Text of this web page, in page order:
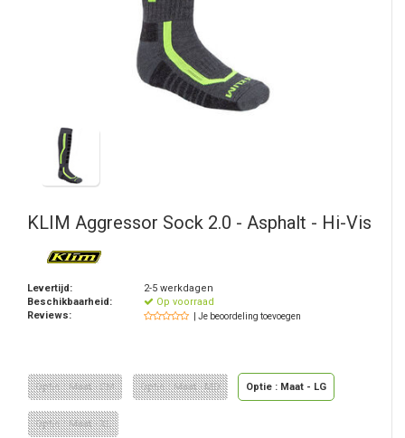
KLIM Aggressor Sock 2.0 - Asphalt - Hi-Vis
Levertijd:
2-5 werkdagen
Beschikbaarheid:
Op voorraad
Reviews:
| Je beoordeling toevoegen
Optie : Maat - SM Optie : Maat - MD Optie : Maat - LG
Optie : Maat - XL